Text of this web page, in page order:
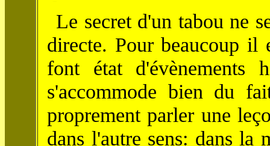
Le secret d'un tabou ne
directe. Pour beaucoup il
font état d'évènements
s'accommode bien du
proprement parler une
dans l'autre sens: dans la